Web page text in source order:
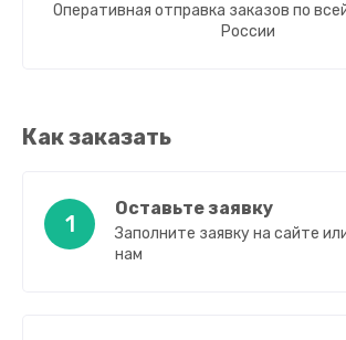
Оперативная отправка заказов по
России
Как заказать
1
Оставьте заявку
Заполните заявку на сайте
нам